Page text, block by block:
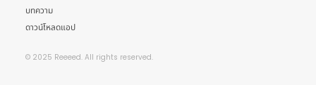
บทความ
ดาวน์โหลดแอป
© 2025 Reeeed. All rights reserved.